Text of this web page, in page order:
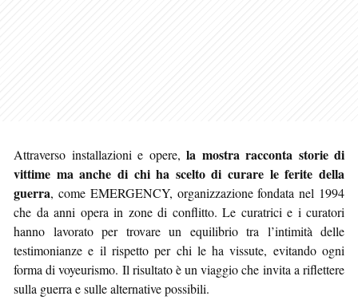
Attraverso installazioni e opere, la mostra racconta storie di
vittime ma anche di chi ha scelto di curare le ferite della
guerra, come EMERGENCY, organizzazione fondata nel 1994
che da anni opera in zone di conflitto. Le curatrici e i curatori
hanno lavorato per trovare un equilibrio tra l’intimità delle
testimonianze e il rispetto per chi le ha vissute, evitando ogni
forma di voyeurismo. Il risultato è un viaggio che invita a riflettere
sulla guerra e sulle alternative possibili.